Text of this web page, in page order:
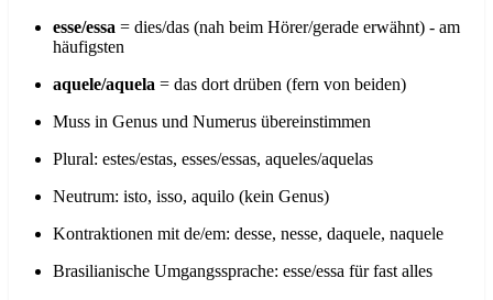
esse/essa = dies/das (nah beim Hörer/gerade erwähnt) - am
häufigsten
aquele/aquela = das dort drüben (fern von beiden)
Muss in Genus und Numerus übereinstimmen
Plural: estes/estas, esses/essas, aqueles/aquelas
Neutrum: isto, isso, aquilo (kein Genus)
Kontraktionen mit de/em: desse, nesse, daquele, naquele
Brasilianische Umgangssprache: esse/essa für fast alles